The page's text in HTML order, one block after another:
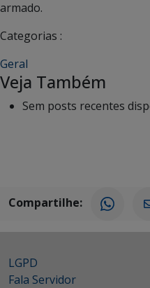
armado.
Categorias :
Geral
Veja Também
Sem posts recentes
Compartilhe:
LGPD
Fala Servidor